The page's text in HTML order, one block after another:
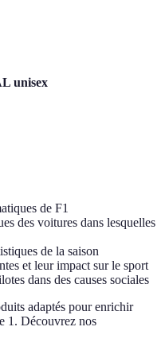
unisex
de F1
des voitures dans lesquelles
de la saison
et leur impact sur le sport
dans des causes sociales
adaptés pour enrichir
1. Découvrez nos